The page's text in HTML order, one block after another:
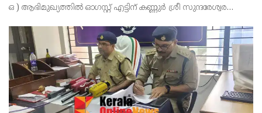
ഒ ) ആഭിമുഖ്യത്തിൽ ഓഗസ്റ്റ് എട്ടിന് കണ്ണുർ ശ്രീ സുന്ദരേശ്വര
സംഘാടകർ കണ്ണൂർ പ്രസ് ക്ളബ്ബിൽ വാർത്താ സമ